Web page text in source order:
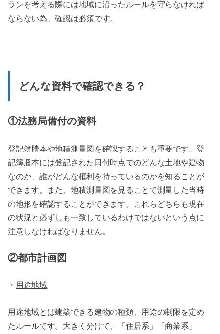
ランを考える際には地域に沿ったルールを守らなければ
ならない為、確認は必須です。
どんな資料で確認できる？
①法務局備付の資料
登記簿謄本や地積測量図を確認することも重要です。登
記簿謄本には登記された日付時点でのどんな土地や建物
なのか、誰がどんな権利を持っているのかを知ることが
できます。また、地積測量図を見ることで測量した当時
の地形を確認することができます。これらどちらも現在
の状況と必ずしも一致しているわけではないという点に
注意しなければなりません。
②都市計画図
・ 用途地域
用途地域とは建築できる建物の種類、用途の制限を定め
たルールです。大きく分けて、「住居系」「商業系」